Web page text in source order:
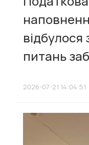
відбулося
питань
2026-07-21 14:04:51